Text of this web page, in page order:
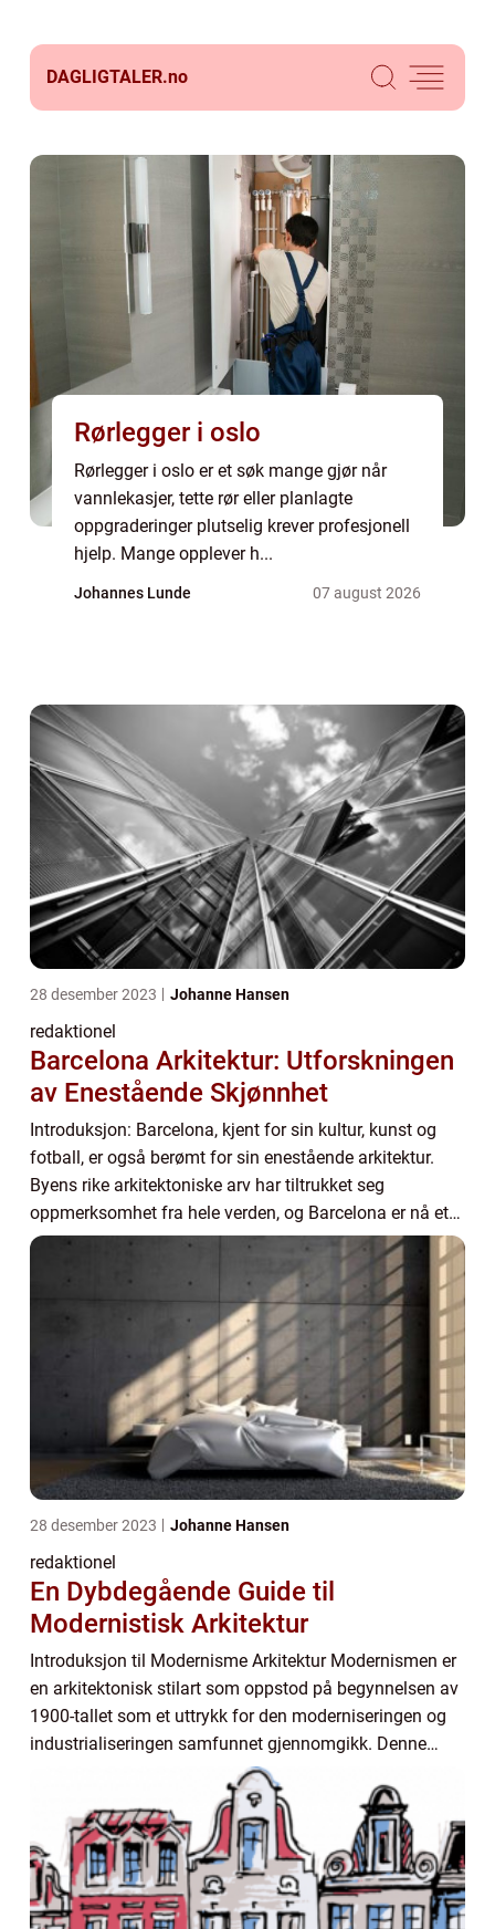
DAGLIGTALER.no
Rørlegger i oslo
Rørlegger i oslo er et søk mange gjør når
vannlekasjer, tette rør eller planlagte
oppgraderinger plutselig krever profesjonell
hjelp. Mange opplever h...
Johannes Lunde 07 august 2026
28 desember 2023 Johanne Hansen
redaktionel
Barcelona Arkitektur: Utforskningen
av Enestående Skjønnhet
Introduksjon: Barcelona, kjent for sin kultur, kunst og
fotball, er også berømt for sin enestående arkitektur.
Byens rike arkitektoniske arv har tiltrukket seg
oppmerksomhet fra hele verden, og Barcelona er nå et
av de mest populære reisemålene for a...
28 desember 2023 Johanne Hansen
redaktionel
En Dybdegående Guide til
Modernistisk Arkitektur
Introduksjon til Modernisme Arkitektur Modernismen er
en arkitektonisk stilart som oppstod på begynnelsen av
1900-tallet som et uttrykk for den moderniseringen og
industrialiseringen samfunnet gjennomgikk. Denne
stilen, også kjent som modernistisk ar...